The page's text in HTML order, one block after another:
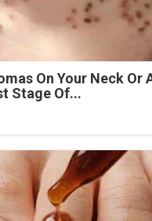
On Your Neck Or
Stage Of...